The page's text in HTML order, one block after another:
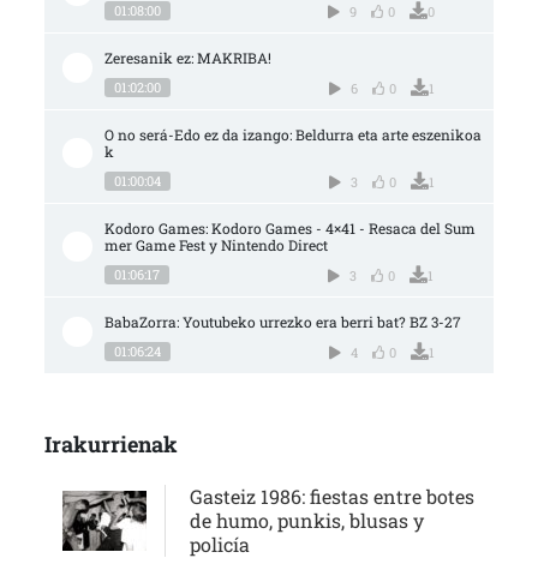
01:08:00 9 0 0
Zeresanik ez: MAKRIBA!
01:02:00 6 0 1
O no será-Edo ez da izango: Beldurra eta arte eszenikoa
k
01:00:04 3 0 1
Kodoro Games: Kodoro Games - 4×41 - Resaca del Sum
mer Game Fest y Nintendo Direct
01:06:17 3 0 1
BabaZorra: Youtubeko urrezko era berri bat? BZ 3-27
01:06:24 4 0 1
Irakurrienak
Gasteiz 1986: fiestas entre botes
de humo, punkis, blusas y
policía